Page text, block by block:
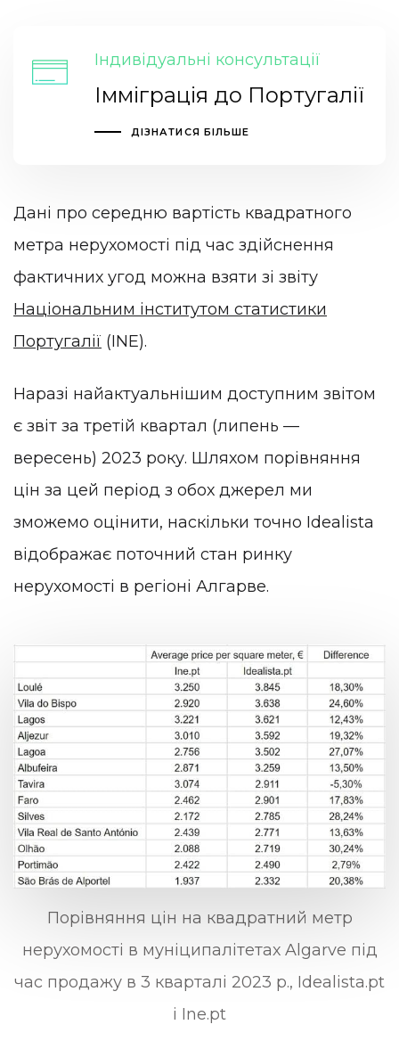
Індивідуальні консультації
Імміграція до Португалії
ДІЗНАТИСЯ БІЛЬШЕ
Дані про середню вартість квадратного
метра нерухомості під час здійснення
фактичних угод можна взяти зі звіту
Національним інститутом статистики
Португалії (INE).
Наразі найактуальнішим доступним звітом
є звіт за третій квартал (липень —
вересень) 2023 року. Шляхом порівняння
цін за цей період з обох джерел ми
зможемо оцінити, наскільки точно Idealista
відображає поточний стан ринку
нерухомості в регіоні Алгарве.
Порівняння цін на квадратний метр
нерухомості в муніципалітетах Algarve під
час продажу в 3 кварталі 2023 р., Idealista.pt
і Ine.pt